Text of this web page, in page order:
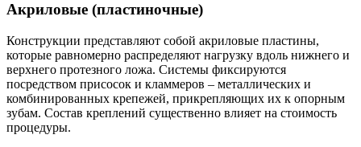
Акриловые (пластиночные)
Конструкции представляют собой акриловые пластины,
которые равномерно распределяют нагрузку вдоль нижнего и
верхнего протезного ложа. Системы фиксируются
посредством присосок и кламмеров – металлических и
комбинированных крепежей, прикрепляющих их к опорным
зубам. Состав креплений существенно влияет на стоимость
процедуры.